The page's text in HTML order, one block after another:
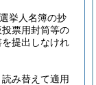
挙人名簿の抄
票用封筒等の
提出しなけれ
み替えて適用